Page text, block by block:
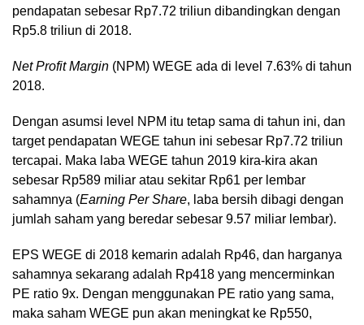
pendapatan sebesar Rp7.72 triliun dibandingkan dengan
Rp5.8 triliun di 2018.
Net Profit Margin (NPM) WEGE ada di level 7.63% di tahun
2018.
Dengan asumsi level NPM itu tetap sama di tahun ini, dan
target pendapatan WEGE tahun ini sebesar Rp7.72 triliun
tercapai. Maka laba WEGE tahun 2019 kira-kira akan
sebesar Rp589 miliar atau sekitar Rp61 per lembar
sahamnya (Earning Per Share, laba bersih dibagi dengan
jumlah saham yang beredar sebesar 9.57 miliar lembar).
EPS WEGE di 2018 kemarin adalah Rp46, dan harganya
sahamnya sekarang adalah Rp418 yang mencerminkan
PE ratio 9x. Dengan menggunakan PE ratio yang sama,
maka saham WEGE pun akan meningkat ke Rp550,